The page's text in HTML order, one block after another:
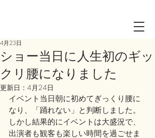
ショー当日に人生初のギッ
クリ腰になりました
4月23日
更新日： 4月24日
イベント当日朝に初めてぎっくり腰に
なり、「踊れない」と判断しました。
しかし結果的にイベントは大盛況で、
出演者も観客も楽しい時間を過ごせま